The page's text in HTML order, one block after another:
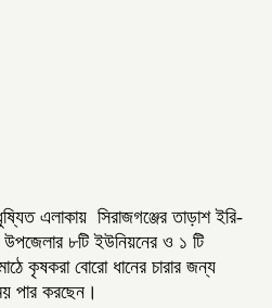
এলাকায় সিরাজগঞ্জের তাড়াশ ইরি-
৮টি ইউনিয়নের ও ১ টি
কৃষকরা বোরো ধানের চারার জন্য
পার করছেন।